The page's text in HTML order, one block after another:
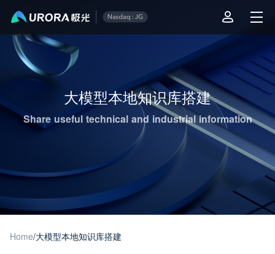
大模型本地知识库搭建
Share useful technical and industrial information
Home/大模型本地知识库搭建